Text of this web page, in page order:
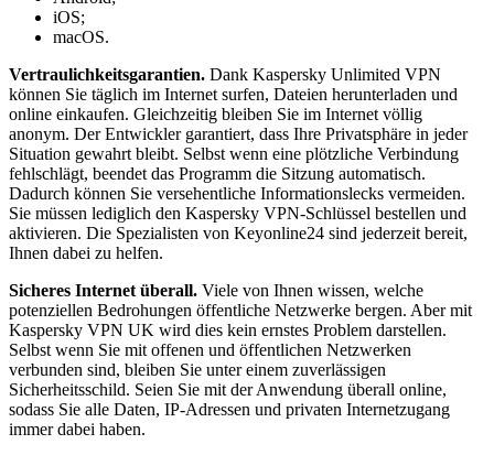
iOS;
macOS.
Vertraulichkeitsgarantien. Dank Kaspersky Unlimited VPN
können Sie täglich im Internet surfen, Dateien herunterladen und
online einkaufen. Gleichzeitig bleiben Sie im Internet völlig
anonym. Der Entwickler garantiert, dass Ihre Privatsphäre in jeder
Situation gewahrt bleibt. Selbst wenn eine plötzliche Verbindung
fehlschlägt, beendet das Programm die Sitzung automatisch.
Dadurch können Sie versehentliche Informationslecks vermeiden.
Sie müssen lediglich den Kaspersky VPN-Schlüssel bestellen und
aktivieren. Die Spezialisten von Keyonline24 sind jederzeit bereit,
Ihnen dabei zu helfen.
Sicheres Internet überall. Viele von Ihnen wissen, welche
potenziellen Bedrohungen öffentliche Netzwerke bergen. Aber mit
Kaspersky VPN UK wird dies kein ernstes Problem darstellen.
Selbst wenn Sie mit offenen und öffentlichen Netzwerken
verbunden sind, bleiben Sie unter einem zuverlässigen
Sicherheitsschild. Seien Sie mit der Anwendung überall online,
sodass Sie alle Daten, IP-Adressen und privaten Internetzugang
immer dabei haben.